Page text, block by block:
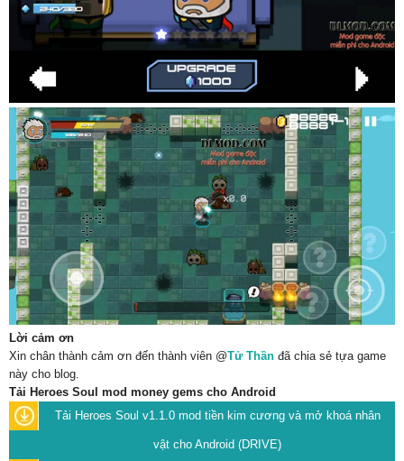
Lời cảm ơn
Xin chân thành cảm ơn đến thành viên @Tử Thần đã chia sẻ tựa game
này cho blog.
Tải Heroes Soul mod money gems cho Android
Tải Heroes Soul v1.1.0 mod tiền kim cương và mở khoá nhân
vật cho Android (DRIVE)